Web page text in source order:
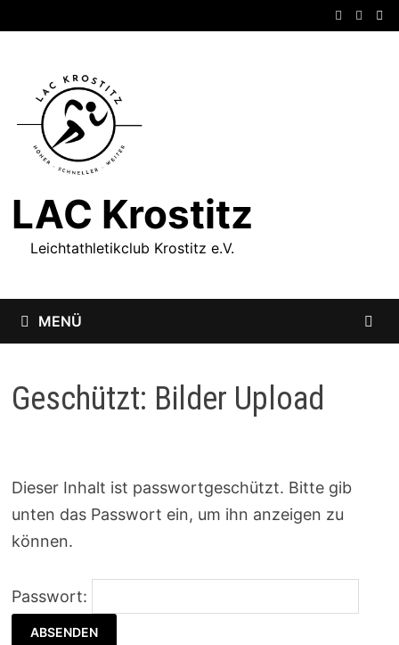
Inhalt
LAC Krostitz
Leichtathletikclub Krostitz e.V.
MENÜ
Geschützt: Bilder Upload
Dieser Inhalt ist passwortgeschützt. Bitte gib
unten das Passwort ein, um ihn anzeigen zu
können.
Passwort: